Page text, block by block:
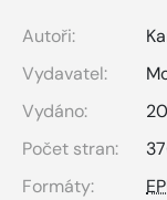
Autoři:
Vydavatel:
Vydáno:
Počet stran:
Formáty: